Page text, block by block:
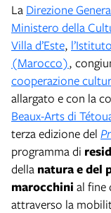
La Direzione
Ministero della
Villa d’Este,
(Marocco),
cooperazione
allargato e con la
Beaux-Arts di
terza edizione del
programma di
della natura e del
marocchini al fine
attraverso la